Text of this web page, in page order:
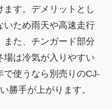
す。デメリットとし
いため雨天や高速走行
また、チンガード部分
は冷気が入りやすい
で使うなら別売りのCJ-
勝手が上がります。